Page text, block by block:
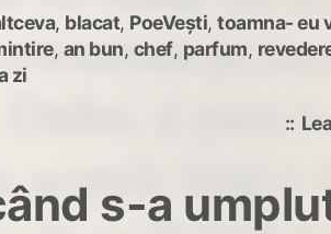
, blacat, PoeVești,toamna- eu
, an bun, chef, parfum,
zi
s-a